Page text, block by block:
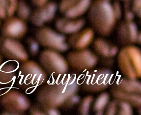
supérieur